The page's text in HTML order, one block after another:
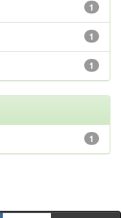
1
1
1
1